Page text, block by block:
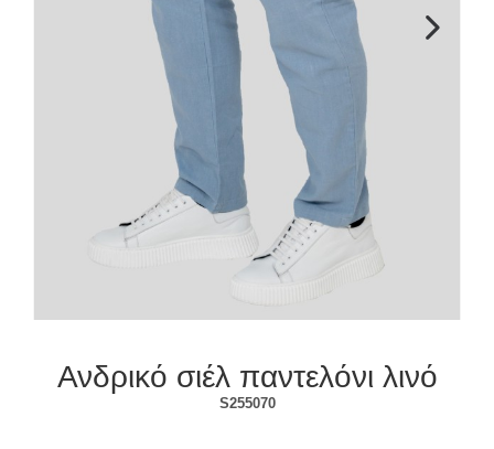
Ανδρικό σιέλ παντελόνι λινό
S255070